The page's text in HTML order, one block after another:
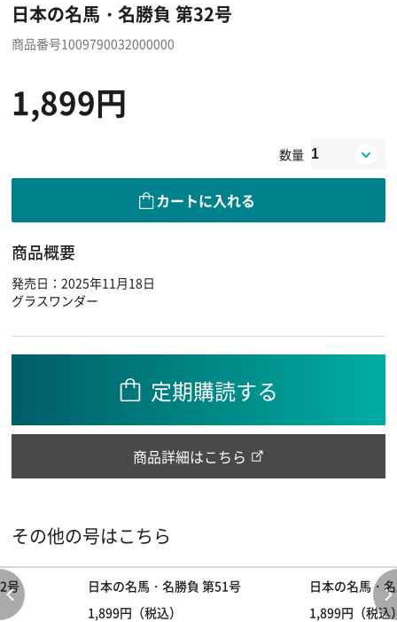
日本の名馬・名勝負 第32号
商品番号1009790032000000
1,899円
数量
カートに入れる
商品概要
発売日：2025年11月18日
グラスワンダー
定期購読する
商品詳細はこちら
その他の号はこちら
号
日本の名馬・名勝負 第51号
1,899円（税込）
日本の名馬・
1,899円（税込